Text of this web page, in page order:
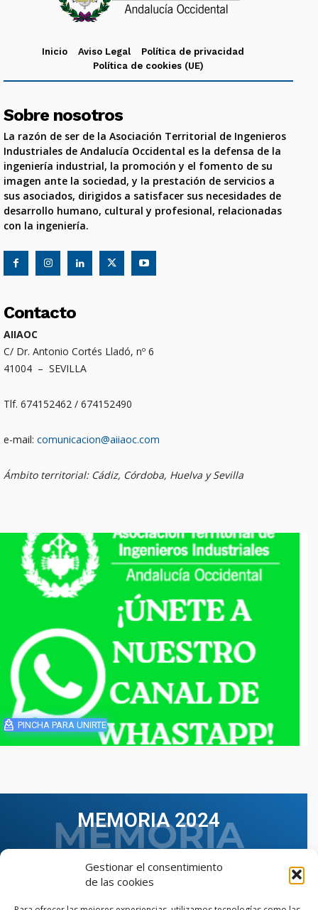
Gestionar el consentimiento
de las cookies
Inicio Aviso Legal
Política de privacidad
Política de cookies (UE)
Sobre nosotros
La razón de ser de la Asociación Territorial de Ingenieros
Industriales de Andalucía Occidental es la defensa de la
ingeniería industrial, la promoción y el fomento de su
imagen ante la sociedad, y la prestación de servicios a
sus asociados, dirigidos a satisfacer sus necesidades de
desarrollo humano, cultural y profesional, relacionadas
con la ingeniería.
Contacto
AIIAOC
C/ Dr. Antonio Cortés Lladó, nº 6
41004 – SEVILLA
Tlf. 674152462 / 674152490
e-mail: comunicacion@aiiaoc.com
Ámbito territorial: Cádiz, Córdoba, Huelva y Sevilla
PINCHA PARA UNIRTE
MEMORIA 2024